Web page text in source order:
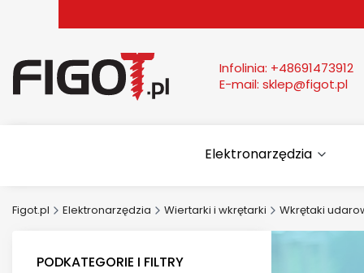
Infolinia: +48691473912
E-mail: sklep@figot.pl
Elektronarzędzia
Figot.pl Elektronarzędzia Wiertarki i wkrętarki Wkrętaki
PODKATEGORIE I FILTRY